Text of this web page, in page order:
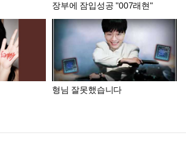
장부에 잠입성공 "007래현"
형님 잘못했습니다